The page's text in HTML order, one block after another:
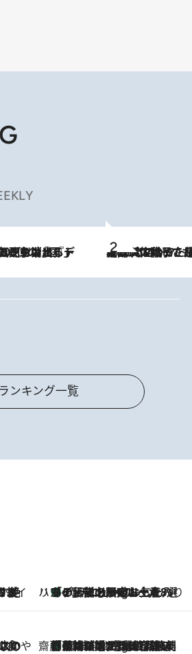
2026.8.5
【阿川佐和子さんの年とる力】なぜ70代で始めた趣味は“こんなに楽しい”のか？ ピアノ、俳句…スランプに陥っても続けられる“ある秘訣”とは
ランキング一覧
ワイ ハワイ賢者 リサのお気に入りリスト10 Hours Ago
あの伝説の限定トートも！ リニューアルした「ディーン＆デルーカ ハワイ」で必須のお土産8選
齋藤 薫 美容脳ルネサンス
10 Hours Ago
「荷物が増えるほど旅ストレスは増す」美容ジャーナリストがたどり着いた最終結論。“化粧品を劇的に減らす”感動の凝縮美容とは